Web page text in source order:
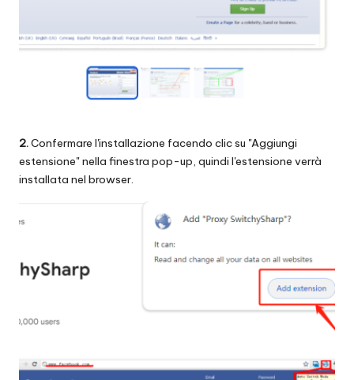
2.Confermare l'installazione facendo clic su "Aggiungi
estensione" nella finestra pop-up, quindi l'estensione verrà
installata nel browser.